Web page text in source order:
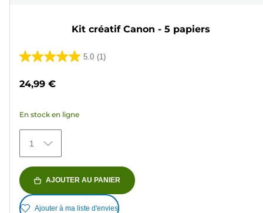
Kit créatif Canon - 5 papiers
5.0 (1)
5.0
1
avis
24,99 €
En stock en ligne
1
AJOUTER AU PANIER
Ajouter à ma liste d'envies